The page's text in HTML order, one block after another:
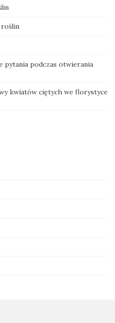
roślin
pytania podczas otwierania
kwiatów ciętych we florystyce